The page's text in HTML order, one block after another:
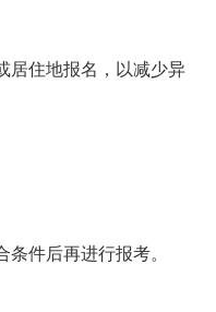
居住地报名，以减少异
件后再进行报考。